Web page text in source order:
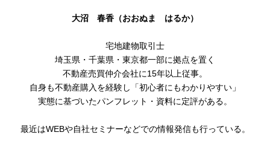
大沼 春香（おおぬま はるか）
宅地建物取引士
埼玉県・千葉県・東京都一部に拠点を置く
不動産売買仲介会社に15年以上従事。
自身も不動産購入を経験し「初心者にもわかりやすい」
実態に基づいたパンフレット・資料に定評がある。
最近はWEBや自社セミナーなどでの情報発信も行っている。